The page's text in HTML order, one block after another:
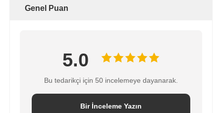
Genel Puan
5.0
Bu tedarikçi için 50 incelemeye dayanarak.
Bir İnceleme Yazın